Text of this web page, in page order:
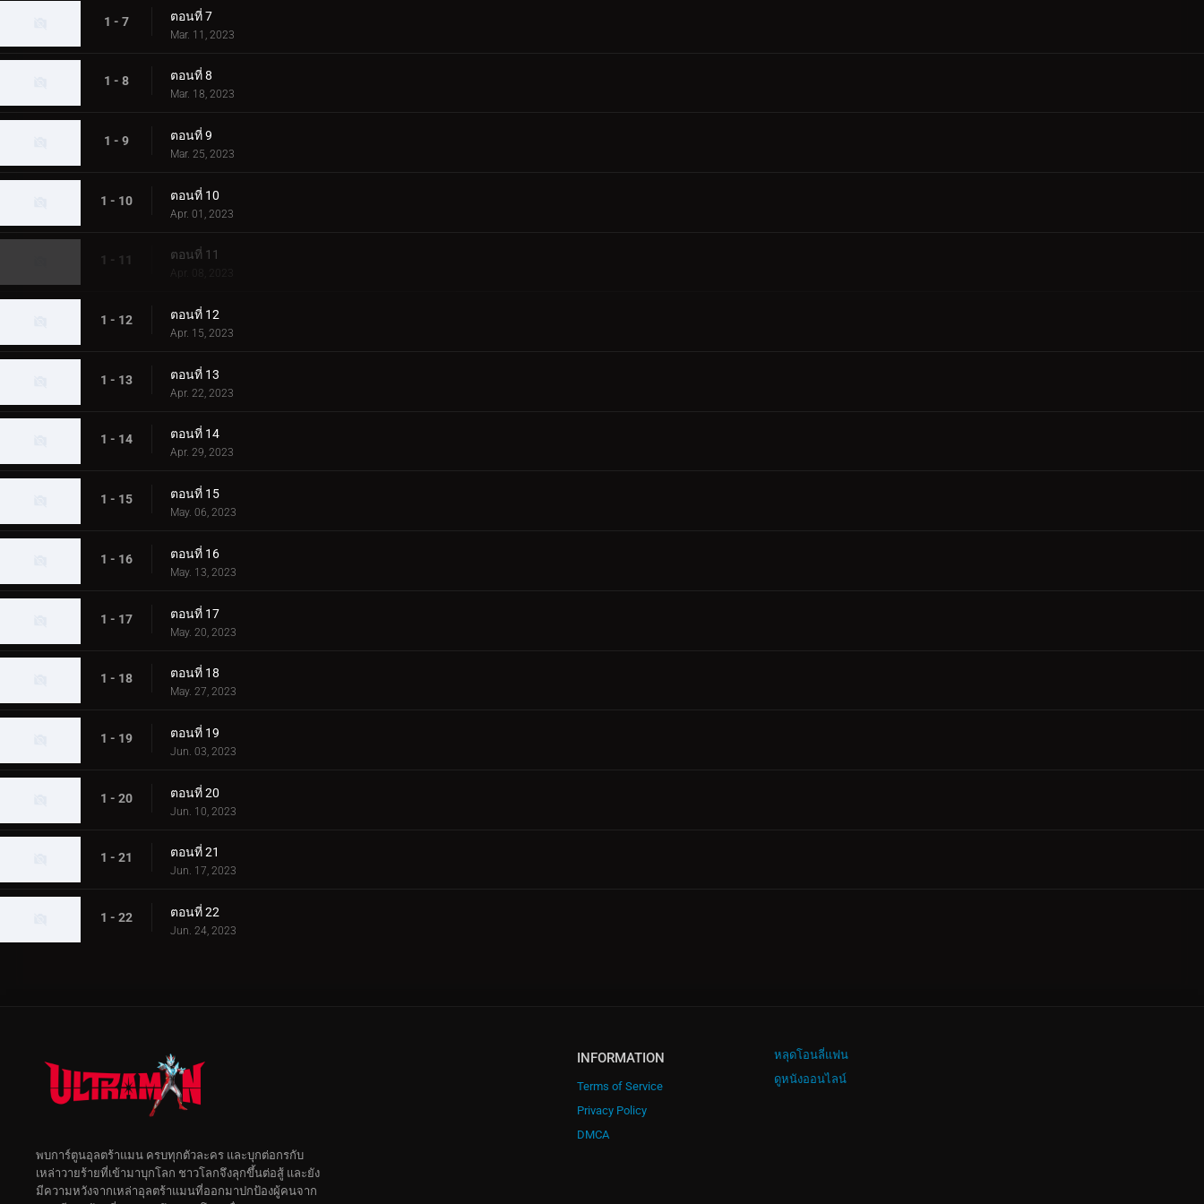
1 - 7 ตอนที่ 7
Mar. 11, 2023
1 - 8 ตอนที่ 8
Mar. 18, 2023
1 - 9 ตอนที่ 9
Mar. 25, 2023
1 - 10 ตอนที่ 10
Apr. 01, 2023
1 - 11 ตอนที่ 11
Apr. 08, 2023
1 - 12 ตอนที่ 12
Apr. 15, 2023
1 - 13 ตอนที่ 13
Apr. 22, 2023
1 - 14 ตอนที่ 14
Apr. 29, 2023
1 - 15 ตอนที่ 15
May. 06, 2023
1 - 16 ตอนที่ 16
May. 13, 2023
1 - 17 ตอนที่ 17
May. 20, 2023
1 - 18 ตอนที่ 18
May. 27, 2023
1 - 19 ตอนที่ 19
Jun. 03, 2023
1 - 20 ตอนที่ 20
Jun. 10, 2023
1 - 21 ตอนที่ 21
Jun. 17, 2023
1 - 22 ตอนที่ 22
Jun. 24, 2023
INFORMATION
Terms of Service
Privacy Policy
DMCA
หลุดโอนลี่แฟน
ดูหนังออนไลน์
พบการ์ตูนอุลตร้าแมน ครบทุกตัวละคร และบุกต่อกรกับ
เหล่าวายร้ายที่เข้ามาบุกโลก ชาวโลกจึงลุกขึ้นต่อสู้ และยัง
มีความหวังจากเหล่าอุลตร้าแมนที่ออกมาปกป้องผู้คนจาก